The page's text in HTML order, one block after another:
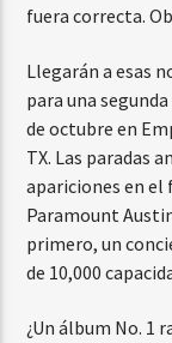
fuera correcta.
Llegarán a esas
para una
de octubre en
TX. Las paradas
apariciones en
Paramount
primero, un
de 10,000
¿Un álbum No. 1